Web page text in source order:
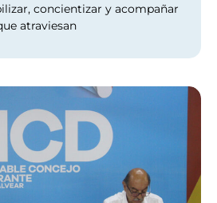
concientizar y acompañar
atraviesan